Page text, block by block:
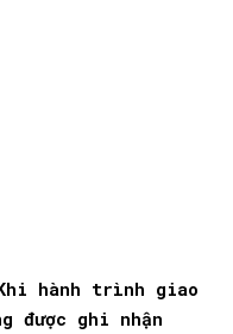
hành trình giao
được ghi nhận